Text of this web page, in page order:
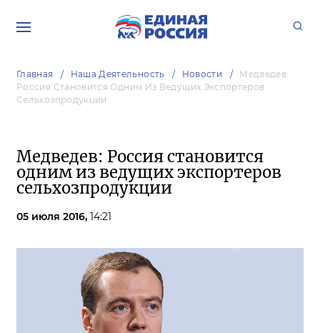
Главная Наша Деятельность Новости
Медведев:
Россия Становится Одним Из Ведущих Экспортеров
Сельхозпродукции
Медведев: Россия становится
одним из ведущих экспортеров
сельхозпродукции
05 июля 2016, 14:21